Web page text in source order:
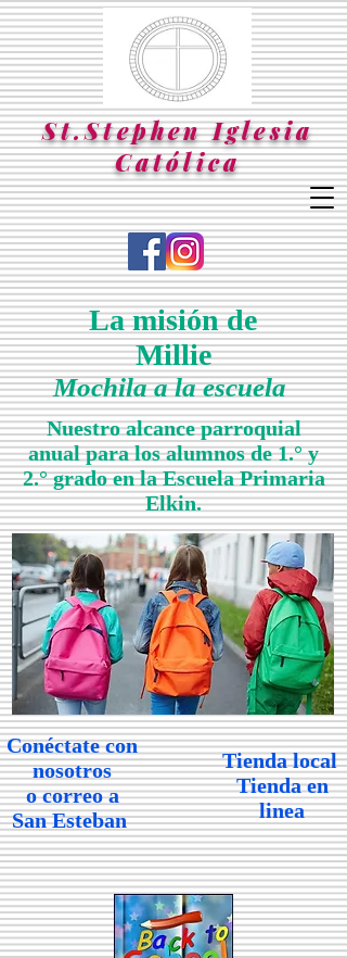
St.Stephen Iglesia
Católica
La misión de
Millie
Mochila a la escuela
Nuestro alcance parroquial
anual para los alumnos de 1.° y
2.° grado en la Escuela Primaria
Elkin.
Conéctate con
nosotros
o correo a
San Esteban
Tienda local
Tienda en
linea